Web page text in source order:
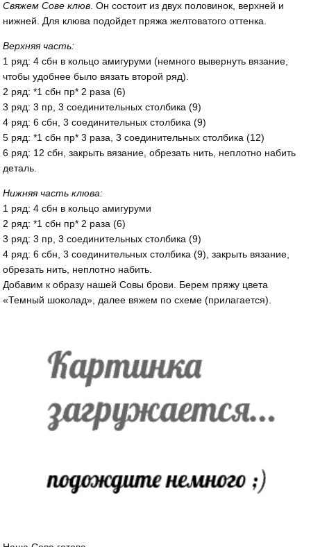
Свяжем Сове клюв . Он состоит из двух половинок, верхней и
нижней. Для клюва подойдет пряжа желтоватого оттенка.
Верхняя часть:
1 ряд: 4 сбн в кольцо амигуруми (немного вывернуть вязание,
чтобы удобнее было вязать второй ряд).
2 ряд: *1 сбн пр* 2 раза (6)
3 ряд: 3 пр, 3 соединительных столбика (9)
4 ряд: 6 сбн, 3 соединительных столбика (9)
5 ряд: *1 сбн пр* 3 раза, 3 соединительных столбика (12)
6 ряд: 12 сбн, закрыть вязание, обрезать нить, неплотно набить
деталь.
Нижняя часть клюва:
1 ряд: 4 сбн в кольцо амигуруми
2 ряд: *1 сбн пр* 2 раза (6)
3 ряд: 3 пр, 3 соединительных столбика (9)
4 ряд: 6 сбн, 3 соединительных столбика (9), закрыть вязание,
обрезать нить, неплотно набить.
Добавим к образу нашей Совы брови. Берем пряжу цвета
«Темный шоколад», далее вяжем по схеме (прилагается).